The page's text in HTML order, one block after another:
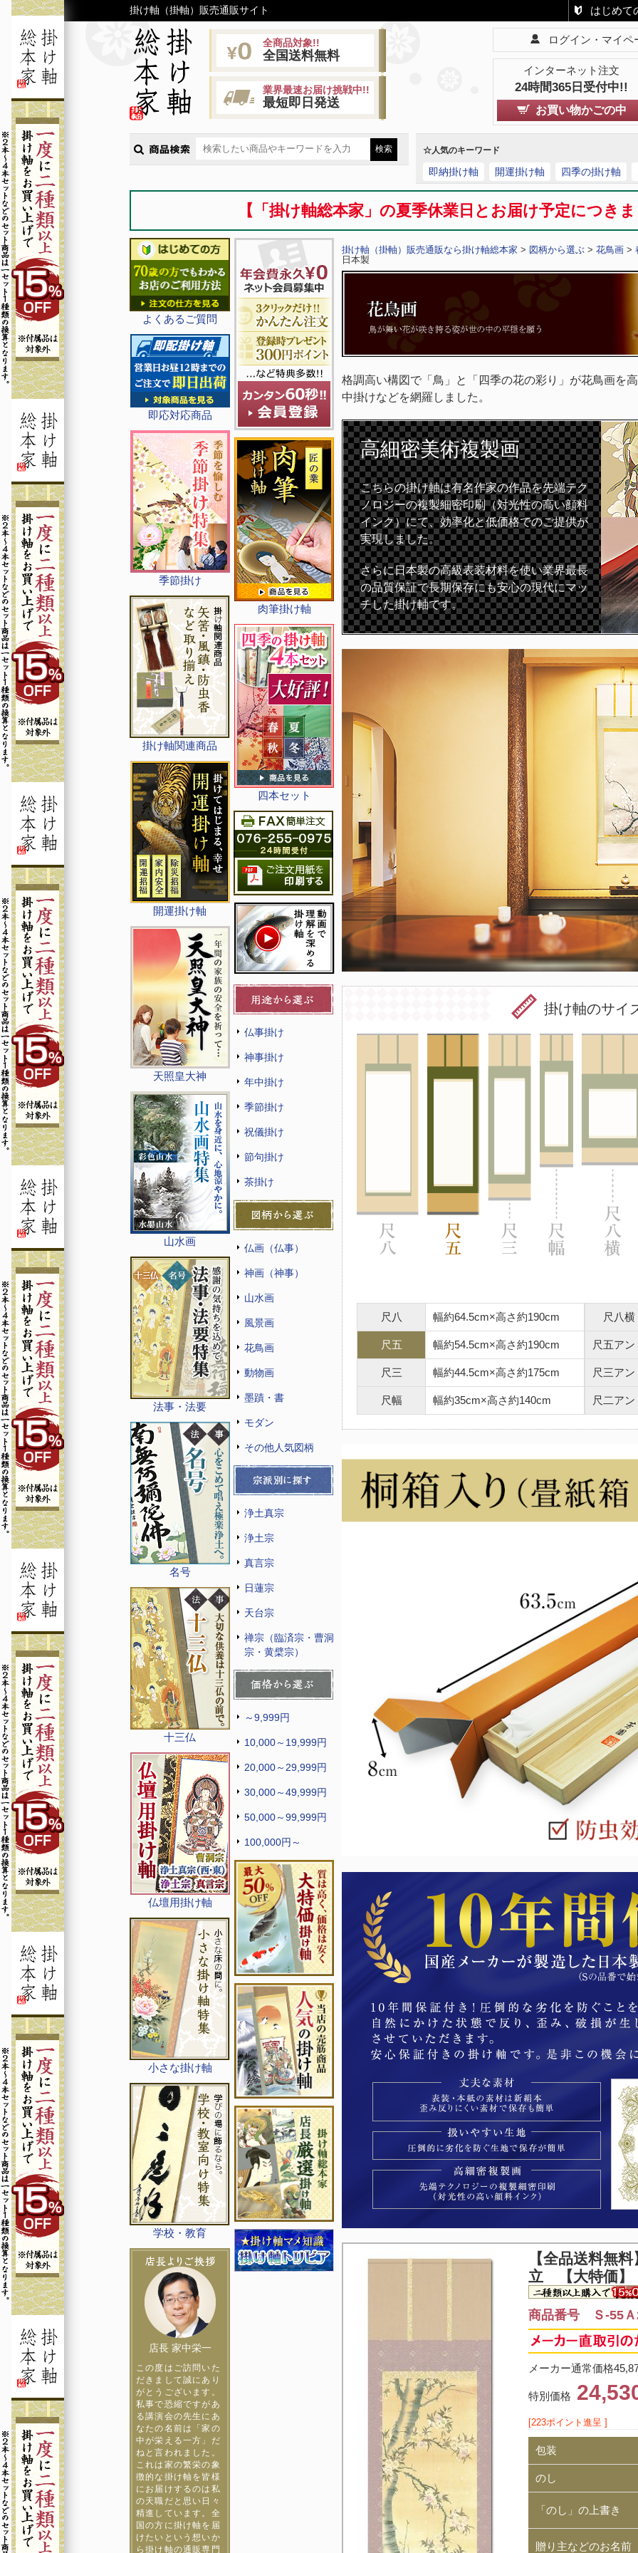
掛け軸（掛軸）販売通販サイト はじめて
全商品対象!!
全国送料無料
業界最速お届け挑戦中!!
最短即日発送
ログイン・マイペ
インターネット注文
24時間365日受付中!!
お買い物かごの中
☆人気のキーワード
即納掛け軸 開運掛け軸 四季の掛け軸
【「掛け軸総本家」の夏季休業日とお届け予定につ
よくあるご質問
即応対応商品
季節掛け
掛け軸関連商品
開運掛け軸
天照皇大神
山水画
法事・法要
名号
十三仏
仏壇用掛け軸
小さな掛け軸
学校・教育
店長 家中栄一
この度はご訪問いた
だきまして誠にあり
がとうございます。
私事で恐縮ですがあ
る講演会の先生にあ
なたの名前は「家の
中が栄える一方」だ
ねと言われました。
これは家の繁栄の象
徴的な掛け軸を皆様
にお届けするのは私
の天職だと思い日々
精進しています。全
国の方に掛け軸を届
けたいという想いか
ら掛け軸の通販専門
肉筆掛け軸
四本セット
仏事掛け
神事掛け
年中掛け
季節掛け
祝儀掛け
節句掛け
茶掛け
仏画（仏事）
神画（神事）
山水画
風景画
花鳥画
動物画
墨蹟・書
モダン
その他人気図柄
浄土真宗
浄土宗
真言宗
日蓮宗
天台宗
禅宗（臨済宗・曹洞
宗・黄檗宗）
～9,999円
10,000～19,999円
20,000～29,999円
30,000～49,999円
50,000～99,999円
100,000円～
掛け軸（掛軸）販売通販なら掛け軸総本家 > 図柄から選ぶ > 花鳥画 >
日本製
格調高い構図で「鳥」と「四季の花の彩り」が花鳥画を
中掛けなどを網羅しました。
高細密美術複製画
こちらの掛け軸は有名作家の作品を先端テク
ノロジーの複製細密印刷（対光性の高い顔料
インク）にて、効率化と低価格でのご提供が
実現しました。
さらに日本製の高級表装材料を使い業界最長
の品質保証で長期保存にも安心の現代にマッ
チした掛け軸です。
掛け軸のサイ
尺八 幅約64.5cm×高さ約190cm
尺五 幅約54.5cm×高さ約190cm
尺三 幅約44.5cm×高さ約175cm
尺幅 幅約35cm×高さ約140cm
尺八横
尺五アン
尺三アン
尺二アン
【全品送料無料
立 【大特価
商品番号 Ｓ-55Ａ
メーカー通常価格
特別価格
[223ポイント進呈 ]
包装
のし
「のし」の上書き
贈り主などのお名前